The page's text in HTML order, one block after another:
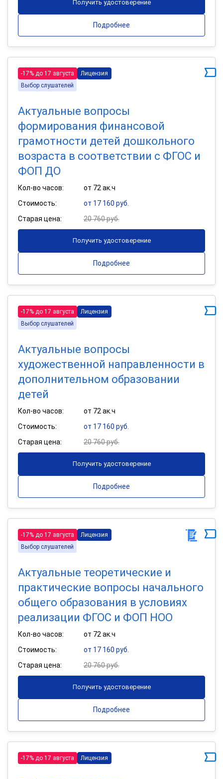
Получить удостоверение
Подробнее
-17% до 17 августа
Лицензия
Выбор слушателей
Актуальные вопросы
формирования финансовой
грамотности детей дошкольного
возраста в соответствии с ФГОС и
ФОП ДО
Кол-во часов:
от 72 ак.ч
Стоимость:
от 17 160 руб.
Старая цена:
20 760 руб.
Получить удостоверение
Подробнее
-17% до 17 августа
Лицензия
Выбор слушателей
Актуальные вопросы
художественной направленности в
дополнительном образовании
детей
Кол-во часов:
от 72 ак.ч
Стоимость:
от 17 160 руб.
Старая цена:
20 760 руб.
Получить удостоверение
Подробнее
-17% до 17 августа
Лицензия
Выбор слушателей
Актуальные теоретические и
практические вопросы начального
общего образования в условиях
реализации ФГОС и ФОП НОО
Кол-во часов:
от 72 ак.ч
Стоимость:
от 17 160 руб.
Старая цена:
20 760 руб.
Получить удостоверение
Подробнее
-17% до 17 августа Лицензия